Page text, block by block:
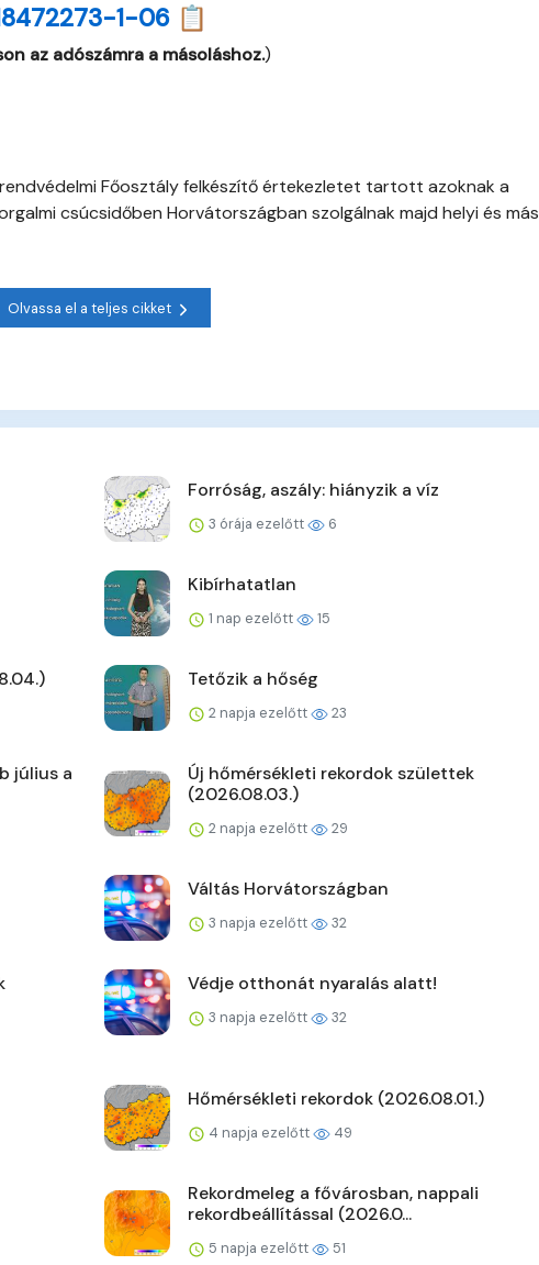
1-06 📋
az adószámra a másoláshoz.)
Főosztály felkészítő értekezletet tartott azoknak a
csúcsidőben Horvátországban szolgálnak majd helyi és más
Olvassa el a teljes cikket
Forróság, aszály: hiányzik a víz
3 órája ezelőtt 6
Kibírhatatlan
1 nap ezelőtt 15
Tetőzik a hőség
2 napja ezelőtt 23
július a
Új hőmérsékleti rekordok születtek
(2026.08.03.)
2 napja ezelőtt 29
Váltás Horvátországban
3 napja ezelőtt 32
Védje otthonát nyaralás alatt!
3 napja ezelőtt 32
Hőmérsékleti rekordok (2026.08.01.)
4 napja ezelőtt 49
Rekordmeleg a fővárosban, nappali
rekordbeállítással (2026.0...
5 napja ezelőtt 51